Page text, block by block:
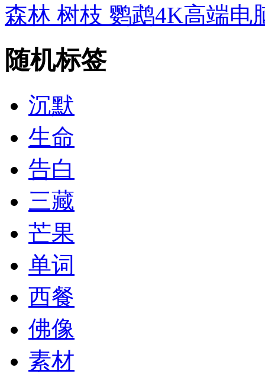
森林 树枝 鹦鹉4K高端电
随机标签
沉默
生命
告白
三藏
芒果
单词
西餐
佛像
素材